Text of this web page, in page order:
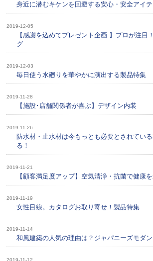
身近に潜むキケンを回避する安心・安全アイテ
2019-12-05
【感謝を込めてプレゼント企画 】プロが注目
グ
2019-12-03
毎日使う水廻りを華やかに演出する製品特集
2019-11-28
【施設･店舗関係者が喜ぶ】デザイン内装
2019-11-26
防水材・止水材は今もっとも必要とされてい
る！
2019-11-21
【顧客満足度アップ】空気清浄・抗菌で健康
2019-11-19
女性目線。カタログお取り寄せ！製品特集
2019-11-14
和風建築の人気の理由は？ジャパニーズモダン
2019-11-12